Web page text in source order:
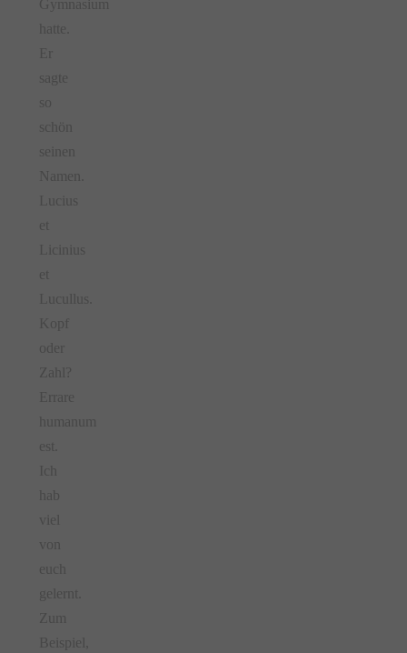
Gymnasium
hatte.
Er
sagte
so
schön
seinen
Namen.
Lucius
et
Licinius
et
Lucullus.
Kopf
oder
Zahl?
Errare
humanum
est.
Ich
hab
viel
von
euch
gelernt.
Zum
Beispiel,